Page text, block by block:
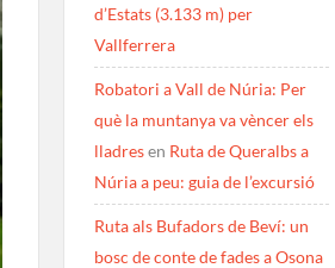
d’Estats (3.133 m) per
Vallferrera
Robatori a Vall de Núria: Per
què la muntanya va vèncer els
lladresen Ruta de Queralbs a
Núria a peu: guia de l’excursió
Ruta als Bufadors de Beví: un
bosc de conte de fades a Osona